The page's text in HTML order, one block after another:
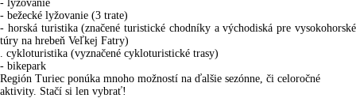
- lyžovanie
- bežecké lyžovanie (3 trate)
- horská turistika(značené turistické chodníky a východiská pre vysokohorské
túry na hrebeň Veľkej Fatry)
. cykloturistika (vyznačené cykloturistické trasy)
- bikepark
Región Turiec ponúka mnoho možností na ďalšie sezónne, či celoročné
aktivity. Stačí si len vybrať!